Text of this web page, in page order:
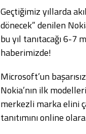
Geçtiğimiz yıllarda
dönecek” denilen
bu yıl tanıtacağı 6-
haberimizde!
Microsoft’un
Nokia’nın ilk
merkezli marka elini
tanıtımını online